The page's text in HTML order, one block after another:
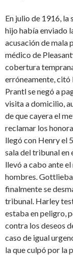
En julio de 1916, la
hijo había enviado
acusación de mala
médico de
cobertura
erróneamente, citó
Prantl se negó a
visita a domicilio,
de que cayera el
reclamar los
llegó con Henry el
sala del tribunal en
llevó a cabo ante
hombres.
finalmente se
tribunal. Harley
estaba en peligro,
contra los deseos
caso de igual
la que culpó por la